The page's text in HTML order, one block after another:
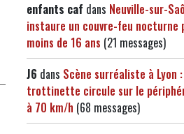
enfants caf dans Neuville-sur-
instaure un couvre-feu nocturne
moins de 16 ans (21 messages)
J6 dans Scène surréaliste à Lyon
trottinette circule sur le
à 70 km/h (68 messages)